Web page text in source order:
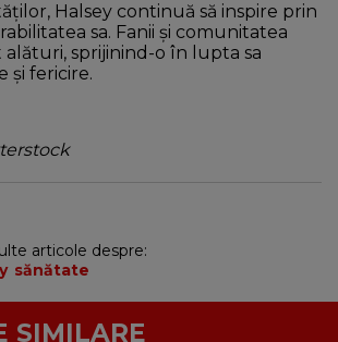
Halsey continuă să inspire prin
sa. Fanii și comunitatea
alături, sprijinind-o în lupta sa
și fericire.
articole despre:
sănătate
SIMILARE